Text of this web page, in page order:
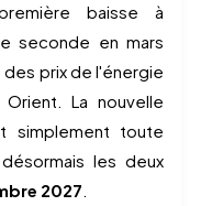
baisse à
seconde en mars
des prix de l'énergie
La nouvelle
simplement toute
les deux
2027.